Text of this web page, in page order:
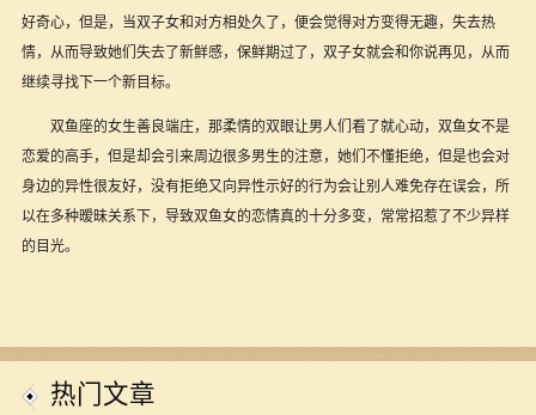
好奇心，但是，当双子女和对方相处久了，便会觉得对方变得无趣，失去热
情，从而导致她们失去了新鲜感，保鲜期过了，双子女就会和你说再见，从而
继续寻找下一个新目标。
双鱼座的女生善良端庄，那柔情的双眼让男人们看了就心动，双鱼女不是
恋爱的高手，但是却会引来周边很多男生的注意，她们不懂拒绝，但是也会对
身边的异性很友好，没有拒绝又向异性示好的行为会让别人难免存在误会，所
以在多种暧昧关系下，导致双鱼女的恋情真的十分多变，常常招惹了不少异样
的目光。
热门文章